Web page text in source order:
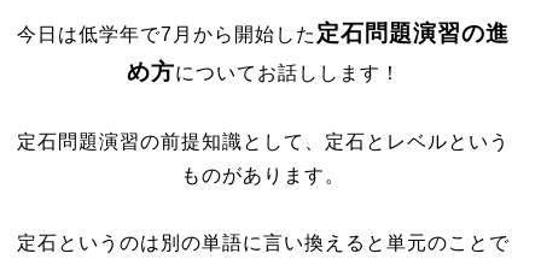
今日は低学年で7月から開始した 定石問題演習の進
め方についてお話しします！
定石問題演習の前提知識として、定石とレベルという
ものがあります。
定石というのは別の単語に言い換えると単元のことで